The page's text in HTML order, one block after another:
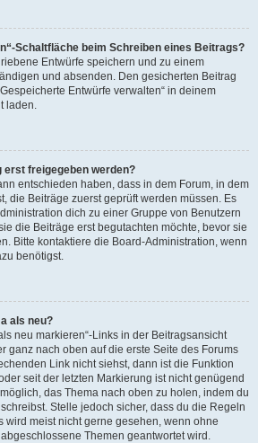
Schaltfläche beim Schreiben eines Beitrags?
Entwürfe speichern und zu einem
und absenden. Den gesicherten Beitrag
Entwürfe verwalten“ in deinem
laden.
freigegeben werden?
entschieden haben, dass in dem Forum, in dem
die Beiträge zuerst geprüft werden müssen. Es
dich zu einer Gruppe von Benutzern
die Beiträge erst begutachten möchte, bevor sie
Bitte kontaktiere die Board-Administration, wenn
benötigst.
als neu?
neu markieren“-Links in der Beitragsansicht
ganz nach oben auf die erste Seite des Forums
Link nicht siehst, dann ist die Funktion
seit der letzten Markierung ist nicht genügend
das Thema nach oben zu holen, indem du
Stelle jedoch sicher, dass du die Regeln
wird meist nicht gerne gesehen, wenn ohne
Themen geantwortet wird.